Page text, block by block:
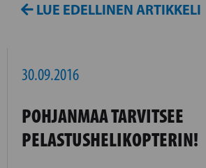
LUE EDELLINEN ARTIKKELI
30.09.2016
POHJANMAA TARVITSEE
PELASTUSHELIKOPTERIN!